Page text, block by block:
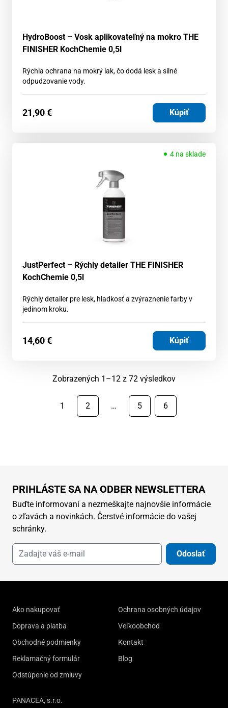
HydroBoost – Vosk aplikovateľný na mokro THE
FINISHER KochChemie 0,5l
Rýchla ochrana na mokrý lak, čo dodá lesk a silné
odpudzovanie vody.
21,90€ Kúpiť
4 na sklade
JustPerfect – Rýchly detailer THE FINISHER
KochChemie 0,5l
Rýchly detailer pre lesk, hladkosť a zvýraznenie farby v
jedinom kroku.
14,60€ Kúpiť
Zobrazených 1–12 z 72 výsledkovZoradené
1 2 … 5 6
PRIHLÁSTE SA NA ODBER NEWSLETTERA
Buďte informovaní a nezmeškajte najnovšie informácie
o zľavách a novinkách. Čerstvé informácie do vašej
schránky.
Odoslať
Ako nakupovať
Doprava a platba
Obchodné podmienky
Reklamačný formulár
Odstúpenie od zmluvy
Ochrana osobných údajov
Veľkoobchod
Kontakt
Blog
PANACEA, s.r.o.